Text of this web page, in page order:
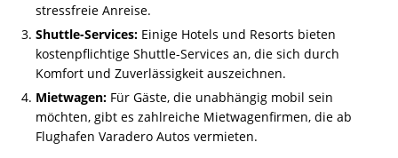
stressfreie Anreise.
Shuttle-Services: Einige Hotels und Resorts bieten
kostenpflichtige Shuttle-Services an, die sich durch
Komfort und Zuverlässigkeit auszeichnen.
Mietwagen: Für Gäste, die unabhängig mobil sein
möchten, gibt es zahlreiche Mietwagenfirmen, die ab
Flughafen Varadero Autos vermieten.